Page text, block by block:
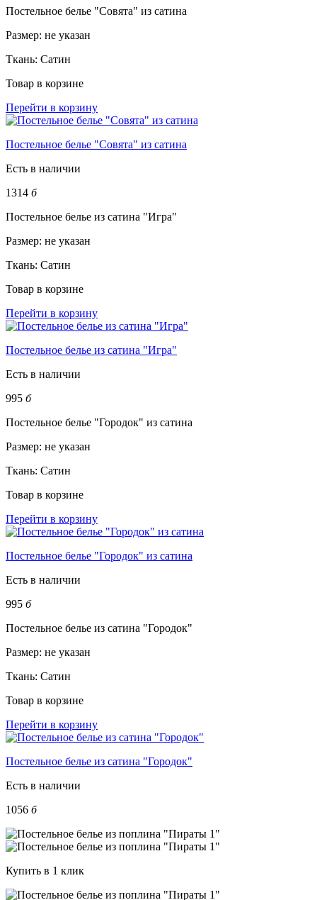
Постельное белье "Совята" из сатина
Размер: не указан
Ткань: Сатин
Товар в корзине
Перейти в корзину
Постельное белье "Совята" из сатина
Есть в наличии
1314 б
Постельное белье из сатина "Игра"
Размер: не указан
Ткань: Сатин
Товар в корзине
Перейти в корзину
Постельное белье из сатина "Игра"
Есть в наличии
995 б
Постельное белье "Городок" из сатина
Размер: не указан
Ткань: Сатин
Товар в корзине
Перейти в корзину
Постельное белье "Городок" из сатина
Есть в наличии
995 б
Постельное белье из сатина "Городок"
Размер: не указан
Ткань: Сатин
Товар в корзине
Перейти в корзину
Постельное белье из сатина "Городок"
Есть в наличии
1056 б
Купить в 1 клик